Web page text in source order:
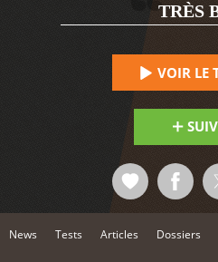
TRÈS
VOIR LE
News Tests Articles Dossiers